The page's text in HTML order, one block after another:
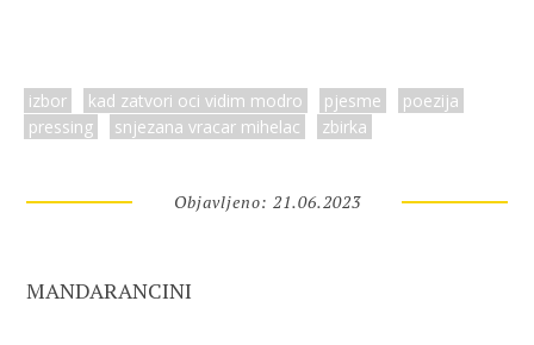
izbor kad zatvori oci vidim modro pjesme
poezija
pressing
snjezana vracar mihelac zbirka
Objavljeno: 21.06.2023
MANDARANCINI